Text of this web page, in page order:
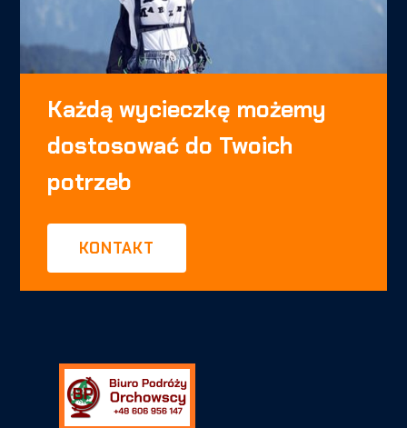
Każdą wycieczkę możemy
dostosować do Twoich
potrzeb
KONTAKT